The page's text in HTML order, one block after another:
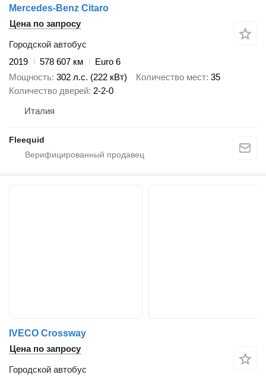
Mercedes-Benz Citaro
Цена по запросу
Городской автобус
2019
578 607 км
Euro 6
Мощность 302 л.с. (222 кВт) Количество мест 35
Количество дверей 2-2-0
Италия
Fleequid
IVECO Crossway
Цена по запросу
Городской автобус